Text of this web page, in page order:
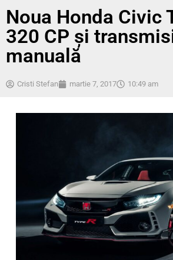
Noua Honda Civic
320 CP și
manuală
Cristi Stefan martie 7, 2017 10:49 am